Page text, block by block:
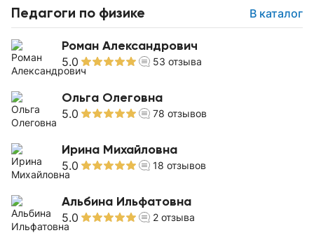
Педагоги по физике В каталог
Роман Александрович
5.0 53 отзыва
Ольга Олеговна
5.0 78 отзывов
Ирина Михайловна
5.0 18 отзывов
Альбина Ильфатовна
5.0 2 отзыва